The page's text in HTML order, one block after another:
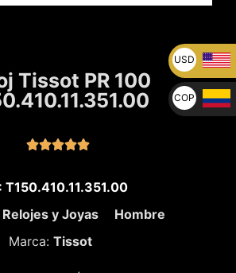
Tissot PR 100

T150.410.11.351.00
Relojes y Joyas
Hombre
Marca: Tissot
USD
U$
COP
$